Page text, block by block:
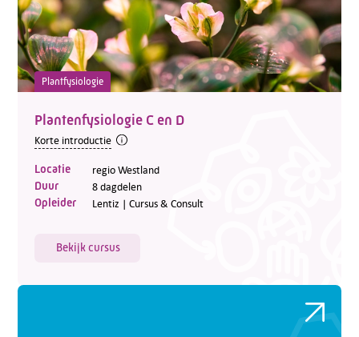
Plantfysiologie
Plantenfysiologie C en D
Korte introductie
Locatie regio Westland
Duur 8 dagdelen
Opleider Lentiz | Cursus & Consult
Bekijk cursus